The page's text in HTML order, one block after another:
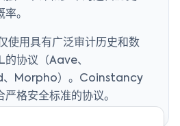
。
使用具有广泛审计历史和数
的协议（Aave、
Morpho）。Coinstancy
严格安全标准的协议。